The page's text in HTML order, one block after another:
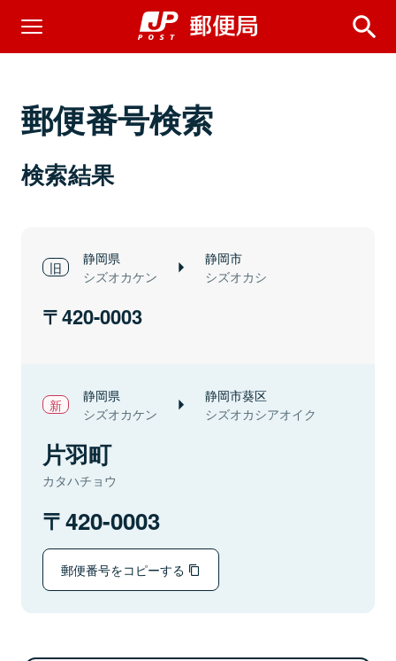
郵便番号検索
検索結果
静岡県
シズオカケン
静岡市
シズオカシ
420-0003
静岡県
シズオカケン
静岡市葵区
シズオカシアオイク
片羽町
カタハチョウ
420-0003
郵便番号をコピーする